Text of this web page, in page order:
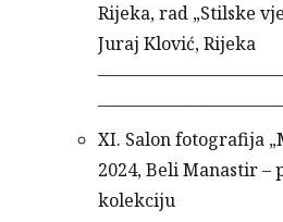
Rijeka, rad „Stilske
Juraj Klović, Rijeka
XI. Salon fotografija
2024, Beli Manastir –
kolekciju